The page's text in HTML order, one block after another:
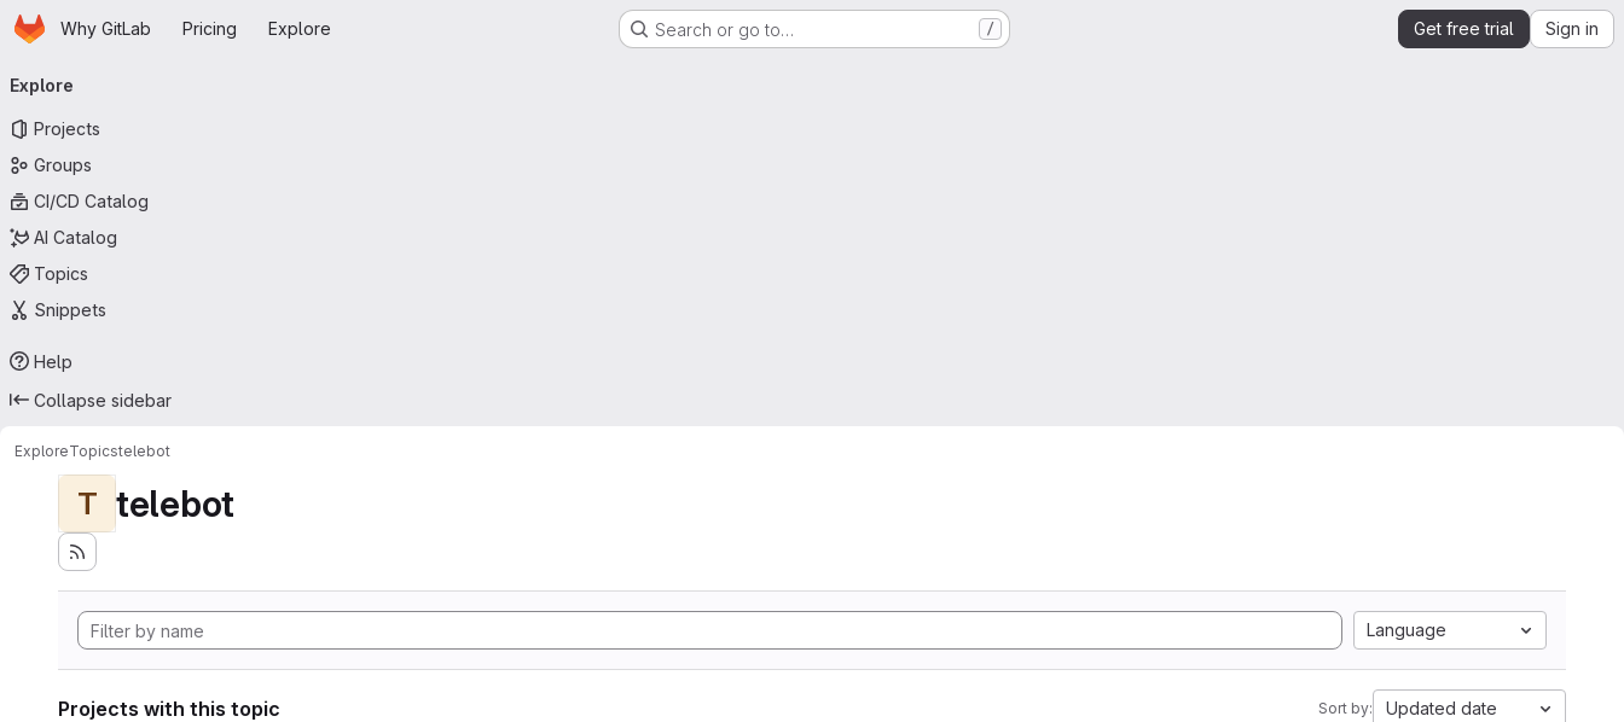
Skip to main content
HomepageWhy GitLab Pricing Explore Search or go to… / Get free trial Sign in
navigation
Explore
Projects
Groups
CI/CD Catalog
AI Catalog
Topics
Snippets
Help
Collapse sidebar
ExploreTopicstelebot
T telebot
Language
Projects with this topic Sort by: Updated date